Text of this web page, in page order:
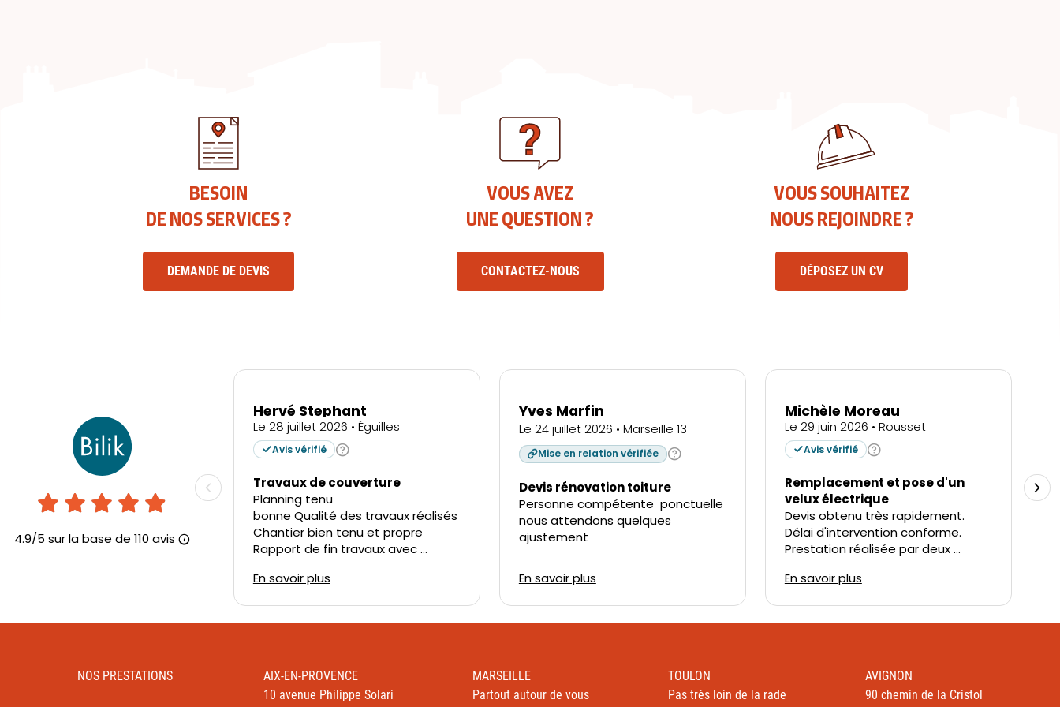
BESOIN
DE NOS SERVICES ?
DEMANDE DE DEVIS
VOUS AVEZ
UNE QUESTION ?
CONTACTEZ-NOUS
VOUS SOUHAITEZ
NOUS REJOINDRE ?
DÉPOSEZ UN CV
NOS PRESTATIONS
AIX-EN-PROVENCE
10 avenue Philippe Solari
MARSEILLE
Partout autour de vous
TOULON
Pas très loin de la rade
AVIGNON
90 chemin de la Cristol